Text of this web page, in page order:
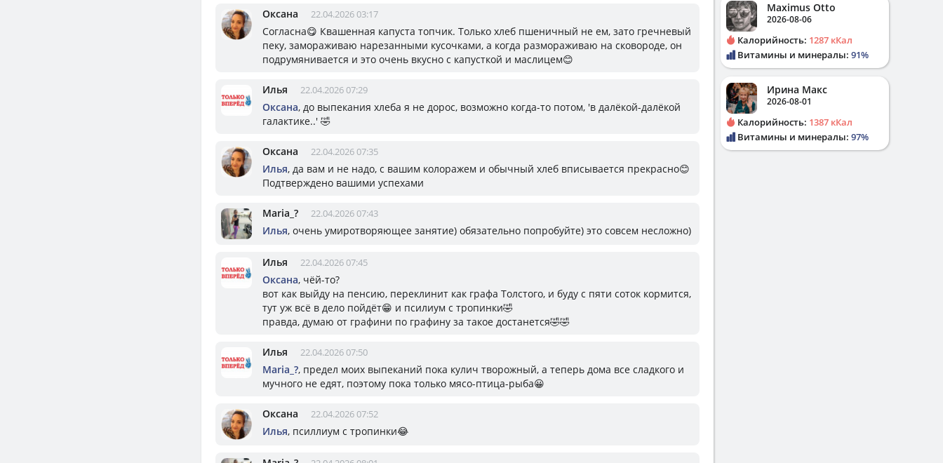
Оксана 22.04.2026 03:17
Согласна😋 Квашенная капуста топчик. Только хлеб пшеничный не ем, зато гречневый
пеку, замораживаю нарезанными кусочками, а когда размораживаю на сковороде, он
подрумянивается и это очень вкусно с капусткой и маслицем😊
Илья 22.04.2026 07:29
Оксана, до выпекания хлеба я не дорос, возможно когда-то потом, 'в далёкой-далёкой
галактике..' 🤣
Оксана 22.04.2026 07:35
Илья, да вам и не надо, с вашим колоражем и обычный хлеб вписывается прекрасно😊
Подтверждено вашими успехами
Mariа_? 22.04.2026 07:43
Илья, очень умиротворяющее занятие) обязательно попробуйте) это совсем несложно)
Илья 22.04.2026 07:45
Оксана, чёй-то?
вот как выйду на пенсию, переклинит как графа Толстого, и буду с пяти соток кормится,
тут уж всё в дело пойдёт😁 и псилиум с тропинки🤣
правда, думаю от графини по графину за такое достанется🤣🤣
Илья 22.04.2026 07:50
Mariа_?, предел моих выпеканий пока кулич творожный, а теперь дома все сладкого и
мучного не едят, поэтому пока только мясо-птица-рыба😀
Оксана 22.04.2026 07:52
Илья, псиллиум с тропинки😂
Maximus Otto
2026-08-06
Калорийность: 1287 кКал
Витамины и минералы: 91%
Ирина Макс
2026-08-01
Калорийность: 1387 кКал
Витамины и минералы: 97%